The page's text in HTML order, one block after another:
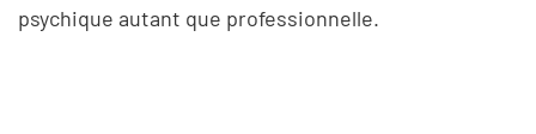
psychique autant que professionnelle.